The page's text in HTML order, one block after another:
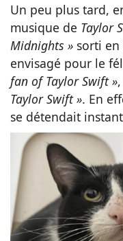
Un peu plus tard,
musique de Taylor
Midnights » sorti en
envisagé pour le
fan of Taylor Swift »
Taylor Swift ». En
se détendait